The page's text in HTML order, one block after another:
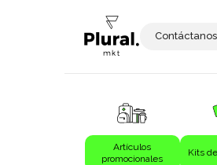
Contáctanos
Artículos
promocionales
Kits